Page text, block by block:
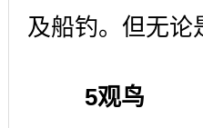
及船钓。但无论
5观鸟